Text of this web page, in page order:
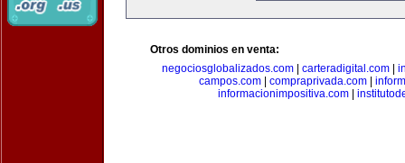
Otros dominios en venta:
negociosglobalizados.com
carteradigital.com
campos.com
compraprivada.com
informacionimpositiva.com